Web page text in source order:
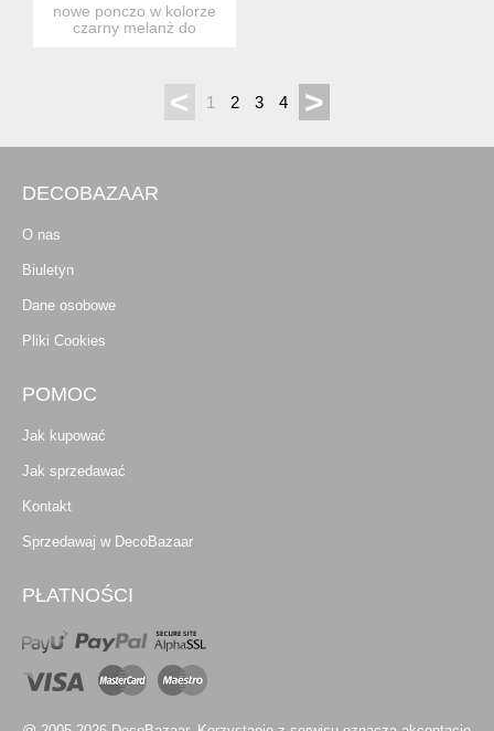
nowe ponczo w kolorze
czarny melanż do
< 1 2 3 4 >
DECOBAZAAR
O nas
Biuletyn
Dane osobowe
Pliki Cookies
POMOC
Jak kupować
Jak sprzedawać
Kontakt
Sprzedawaj w DecoBazaar
PŁATNOŚCI